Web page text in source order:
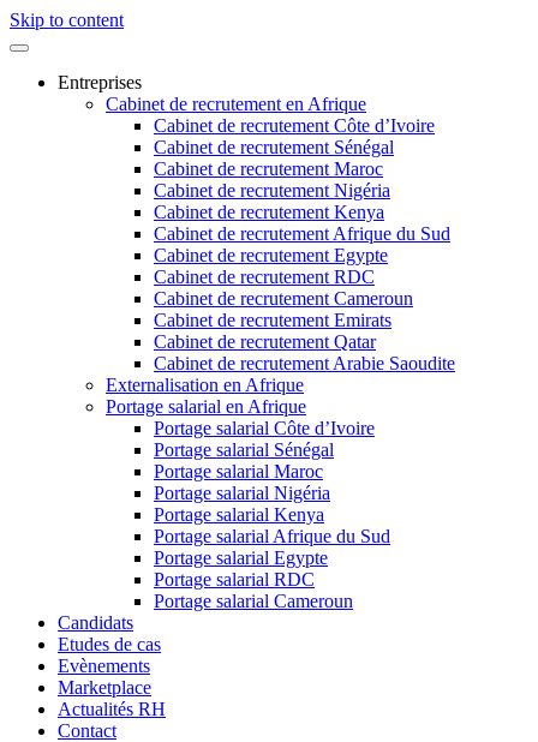
Skip to content
Entreprises
Cabinet de recrutement en Afrique
Cabinet de recrutement Côte d’Ivoire
Cabinet de recrutement Sénégal
Cabinet de recrutement Maroc
Cabinet de recrutement Nigéria
Cabinet de recrutement Kenya
Cabinet de recrutement Afrique du Sud
Cabinet de recrutement Egypte
Cabinet de recrutement RDC
Cabinet de recrutement Cameroun
Cabinet de recrutement Emirats
Cabinet de recrutement Qatar
Cabinet de recrutement Arabie Saoudite
Externalisation en Afrique
Portage salarial en Afrique
Portage salarial Côte d’Ivoire
Portage salarial Sénégal
Portage salarial Maroc
Portage salarial Nigéria
Portage salarial Kenya
Portage salarial Afrique du Sud
Portage salarial Egypte
Portage salarial RDC
Portage salarial Cameroun
Candidats
Etudes de cas
Evènements
Marketplace
Actualités RH
Contact